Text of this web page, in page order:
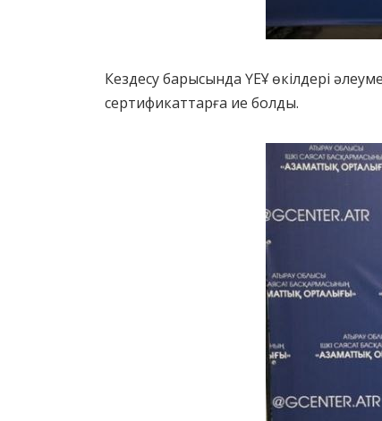
Кездесу барысында ҮЕҰ өкілдері
сертификаттарға ие болды.